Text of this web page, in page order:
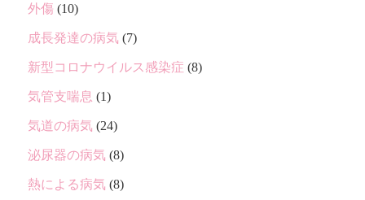
外傷 (10)
成長発達の病気 (7)
新型コロナウイルス感染症 (8)
気管支喘息 (1)
気道の病気 (24)
泌尿器の病気 (8)
熱による病気 (8)